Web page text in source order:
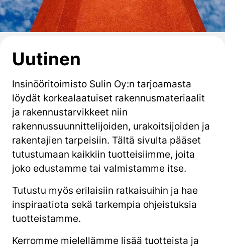
Uutinen
Insinööritoimisto Sulin Oy:n tarjoamasta
löydät korkealaatuiset rakennusmateriaalit
ja rakennustarvikkeet niin
rakennussuunnittelijoiden, urakoitsijoiden ja
rakentajien tarpeisiin. Tältä sivulta pääset
tutustumaan kaikkiin tuotteisiimme, joita
joko edustamme tai valmistamme itse.
Tutustu myös erilaisiin ratkaisuihin ja hae
inspiraatiota sekä tarkempia ohjeistuksia
tuotteistamme.
Kerromme mielellämme lisää tuotteista ja